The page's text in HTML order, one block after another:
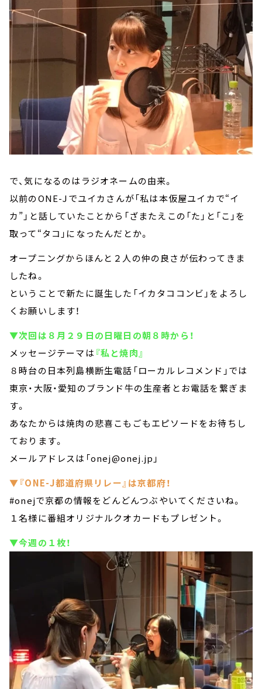
で、気になるのはラジオネームの由来。
以前のONE-Jでユイカさんが「私は本仮屋ユイカで“イ
カ”」と話していたことから「ざまたえこの「た」と「こ」を
取って“タコ」になったんだとか。
オープニングからほんと２人の仲の良さが伝わってきま
したね。
ということで新たに誕生した「イカタココンビ」をよろし
くお願いします！
▼次回は８月２９日の日曜日の朝８時から！
メッセージテーマは 『私と焼肉』
８時台の日本列島横断生電話「ローカルレコメンド」では
東京・大阪・愛知のブランド牛の生産者とお電話を繋ぎま
す。
あなたからは焼肉の悲喜こもごもエピソードをお待ちし
ております。
メールアドレスは「onej@onej.jp」
▼『ONE-J都道府県リレー』は京都府！
#onejで京都の情報をどんどんつぶやいてくださいね。
１名様に番組オリジナルクオカードもプレゼント。
▼今週の１枚！